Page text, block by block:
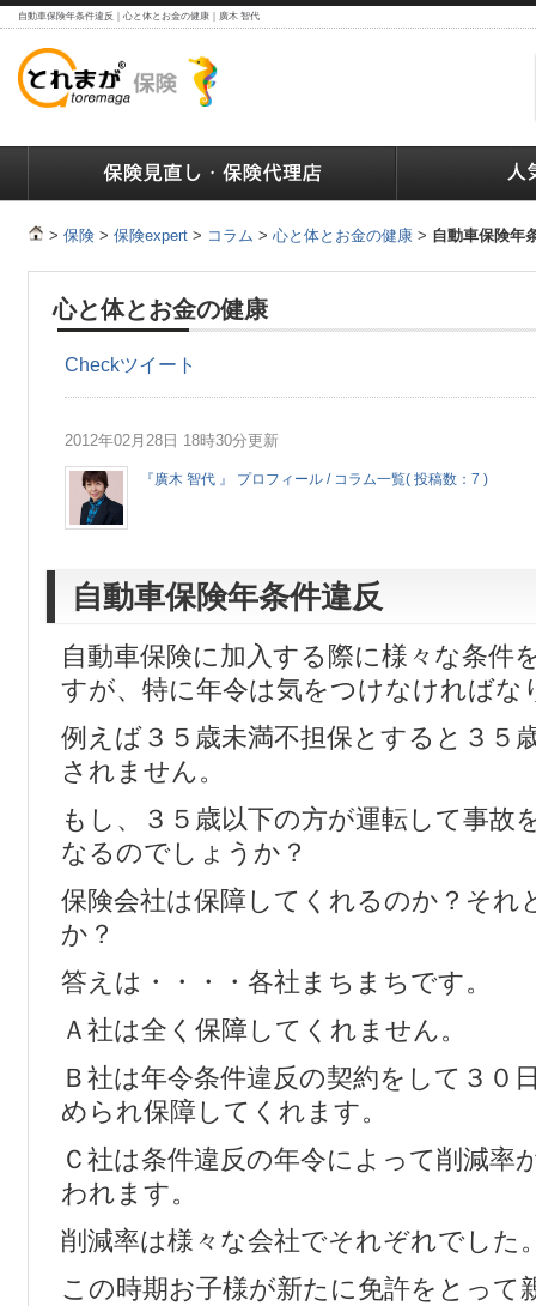
自動車保険年条件違反｜心と体とお金の健康｜廣木 智代
> 保険 > 保険expert > コラム > 心と体とお金の健康 > 自動車保険年
心と体とお金の健康
Checkツイート
2012年02月28日 18時30分更新
『廣木 智代 』 プロフィール / コラム一覧( 投稿数：7 )
自動車保険年条件違反
自動車保険に加入する際に様々な条件
すが、特に年令は気をつけなければな
例えば３５歳未満不担保とすると３５
されません。
もし、３５歳以下の方が運転して事故
なるのでしょうか？
保険会社は保障してくれるのか？それ
か？
答えは・・・・各社まちまちです。
Ａ社は全く保障してくれません。
Ｂ社は年令条件違反の契約をして３０
められ保障してくれます。
Ｃ社は条件違反の年令によって削減率
われます。
削減率は様々な会社でそれぞれでした
この時期お子様が新たに免許をとって